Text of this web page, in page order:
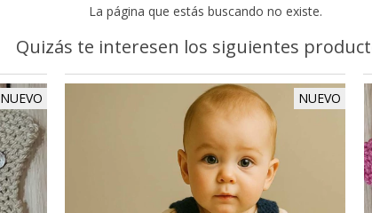
La página que estás buscando no existe.
Quizás te interesen los siguientes
NUEVO NUEVO